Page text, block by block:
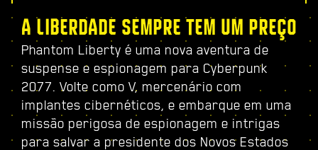
A LIBERDADE SEMPRE TEM UM PREÇO
Phantom Liberty é uma nova aventura de
suspense e espionagem para Cyberpunk
2077. Volte como V, mercenário com
implantes cibernéticos, e embarque em uma
missão perigosa de espionagem e intrigas
para salvar a presidente dos Novos Estados